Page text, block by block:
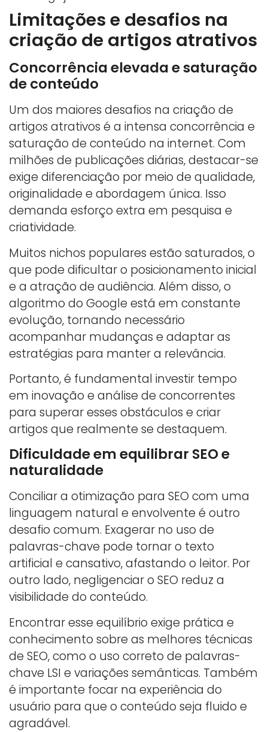
Limitações e desafios na
criação de artigos atrativos
Concorrência elevada e saturação
de conteúdo
Um dos maiores desafios na criação de
artigos atrativos é a intensa concorrência e
saturação de conteúdo na internet. Com
milhões de publicações diárias, destacar-se
exige diferenciação por meio de qualidade,
originalidade e abordagem única. Isso
demanda esforço extra em pesquisa e
criatividade.
Muitos nichos populares estão saturados, o
que pode dificultar o posicionamento inicial
e a atração de audiência. Além disso, o
algoritmo do Google está em constante
evolução, tornando necessário
acompanhar mudanças e adaptar as
estratégias para manter a relevância.
Portanto, é fundamental investir tempo
em inovação e análise de concorrentes
para superar esses obstáculos e criar
artigos que realmente se destaquem.
Dificuldade em equilibrar SEO e
naturalidade
Conciliar a otimização para SEO com uma
linguagem natural e envolvente é outro
desafio comum. Exagerar no uso de
palavras-chave pode tornar o texto
artificial e cansativo, afastando o leitor. Por
outro lado, negligenciar o SEO reduz a
visibilidade do conteúdo.
Encontrar esse equilíbrio exige prática e
conhecimento sobre as melhores técnicas
de SEO, como o uso correto de palavras-
chave LSI e variações semânticas. Também
é importante focar na experiência do
usuário para que o conteúdo seja fluido e
agradável.